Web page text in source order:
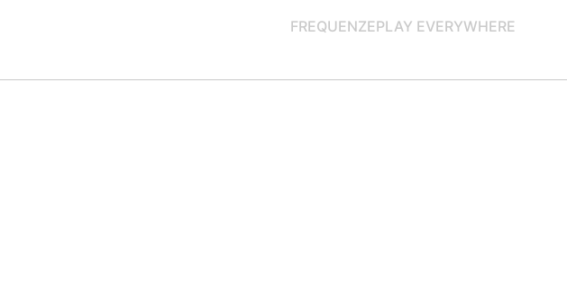
FREQUENZEPLAY EVERYWHERE